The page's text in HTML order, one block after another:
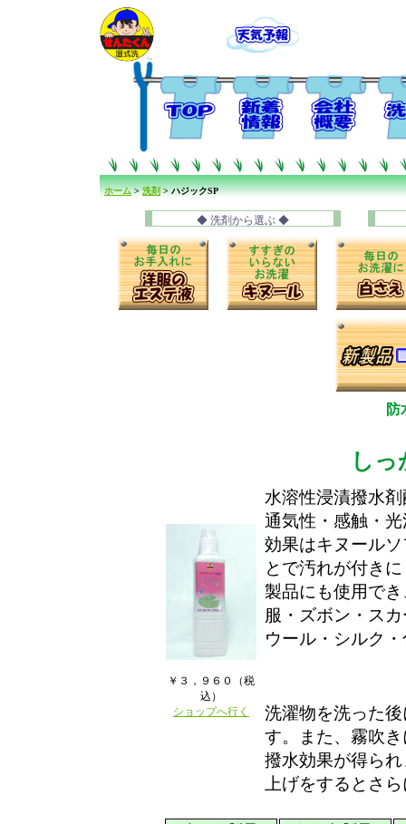
ホーム>洗剤> ハジックSP
◆ 洗剤から選ぶ ◆
防
￥３，９６０（税
込）
ショップへ行く
し
水溶性浸漬撥水
通気性・感触・
効果はキヌール
とで汚れが付き
製品にも使用で
服・ズボン・ス
ウール・シルク
洗濯物を洗った
す。また、霧吹
撥水効果が得ら
上げをするとさ